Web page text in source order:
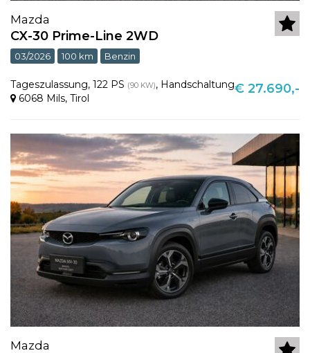
Mazda
CX-30 Prime-Line 2WD
03/2026 100 km Benzin
Tageszulassung, 122 PS (90 KW), Handschaltung
6068 Mils, Tirol
€ 27.690,-
Mazda